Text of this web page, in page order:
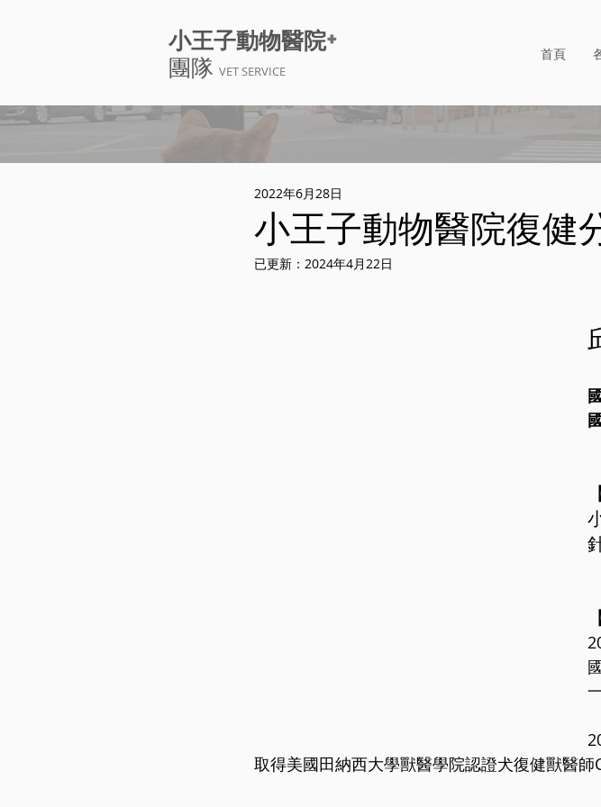
小王子動物醫院+
團隊 VET SERVICE
首頁
小王子動物醫院復健
2022年6月28日
已更新： 2024年4月22日
取得美國田納西大學獸醫學院認證犬復健獸醫師